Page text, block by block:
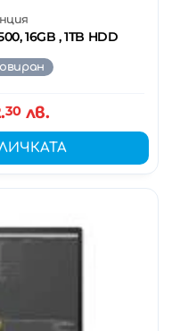
16GB , 1TB HDD
30лв.